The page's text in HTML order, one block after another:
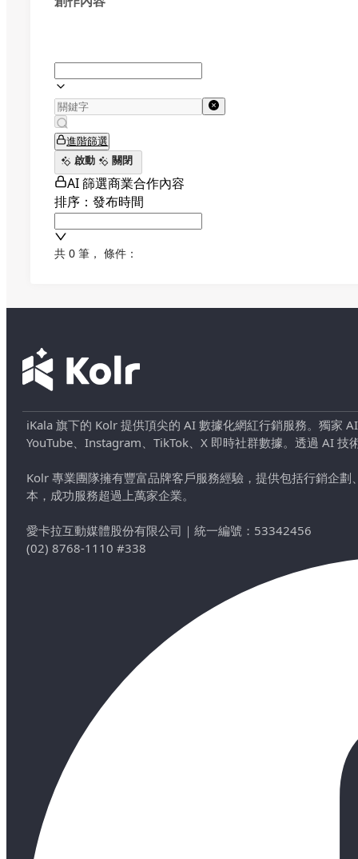
進階篩選
啟動
關閉
AI 篩選商業合作內容
排序：發布時間
共 0 筆 ， 條件：
iKala 旗下的 Kolr 提供頂尖的 AI 數據化網紅行銷服務。獨家
YouTube、Instagram、TikTok、X 即時社群數據。透過 AI
Kolr 專業團隊擁有豐富品牌客戶服務經驗，提供包括行銷企
本，成功服務超過上萬家企業。
愛卡拉互動媒體股份有限公司 ｜ 統一編號：53342456
(02) 8768-1110 #338